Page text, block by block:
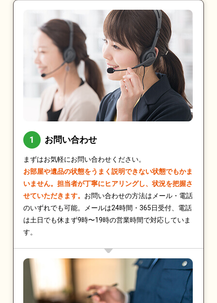
お問い合わせ
まずはお気軽にお問い合わせください。
お部屋や遺品の状態をうまく説明できない状態でもかま
いません。担当者が丁寧にヒアリングし、状況を把握さ
せていただきます。 お問い合わせの方法はメール・電話
のいずれでも可能。メールは24時間・365日受付、電話
は土日でも休まず9時〜19時の営業時間で対応していま
す。